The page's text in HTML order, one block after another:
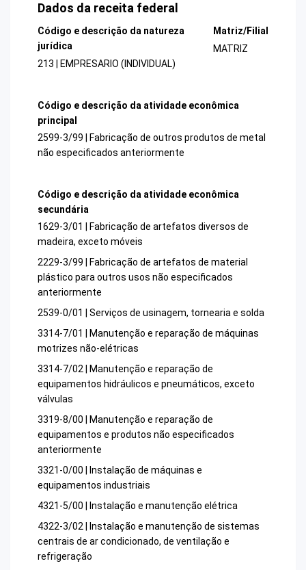
Dados da receita federal
Código e descrição da natureza
jurídica
213 | EMPRESARIO (INDIVIDUAL)
Matriz/Filial
MATRIZ
Código e descrição da atividade econômica
principal
2599-3/99 | Fabricação de outros produtos de metal
não especificados anteriormente
Código e descrição da atividade econômica
secundária
1629-3/01 | Fabricação de artefatos diversos de
madeira, exceto móveis
2229-3/99 | Fabricação de artefatos de material
plástico para outros usos não especificados
anteriormente
2539-0/01 | Serviços de usinagem, tornearia e solda
3314-7/01 | Manutenção e reparação de máquinas
motrizes não-elétricas
3314-7/02 | Manutenção e reparação de
equipamentos hidráulicos e pneumáticos, exceto
válvulas
3319-8/00 | Manutenção e reparação de
equipamentos e produtos não especificados
anteriormente
3321-0/00 | Instalação de máquinas e
equipamentos industriais
4321-5/00 | Instalação e manutenção elétrica
4322-3/02 | Instalação e manutenção de sistemas
centrais de ar condicionado, de ventilação e
refrigeração